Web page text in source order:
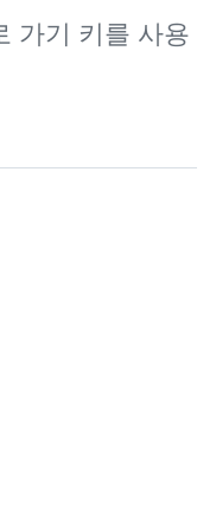
가기 키를 사용